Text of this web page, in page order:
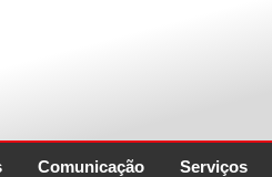
Comunicação Serviços